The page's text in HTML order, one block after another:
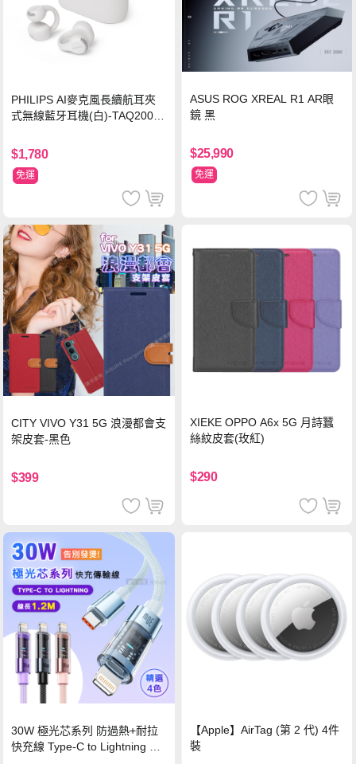
PHILIPS AI麥克風長續航耳夾
式無線藍牙耳機(白)-TAQ2000
$1,780
免運
ASUS ROG XREAL R1 AR眼
鏡 黑
$25,990
免運
CITY VIVO Y31 5G 浪漫都會支
架皮套-黑色
$399
XIEKE OPPO A6x 5G 月詩蠶
絲紋皮套(玫紅)
$290
30W 極光芯系列 防過熱+耐拉
快充線 Type-C to Lightning 傳
【Apple】AirTag (第 2 代) 4件
裝